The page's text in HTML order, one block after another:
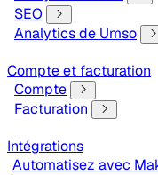
SEO
Analytics de Umso
Compte et facturation
Compte
Facturation
Intégrations
Automatisez avec